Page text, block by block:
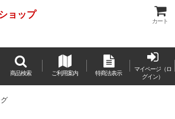
ョップ
カート
商品検索 ご利用案内 特商法表示
マイページ（ロ
グイン）